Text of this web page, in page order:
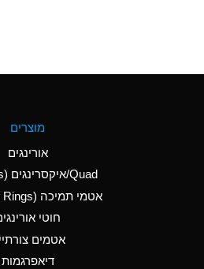
Aluminum Nitrate
(Aqueous)
Aluminum Phosphate
מוצרים
אורינגים
Quad/איקסרינגים (X-Rings)
אטמי תמיכה (Back-up Rings)
חוטי
אטמים
דיאפרגמות